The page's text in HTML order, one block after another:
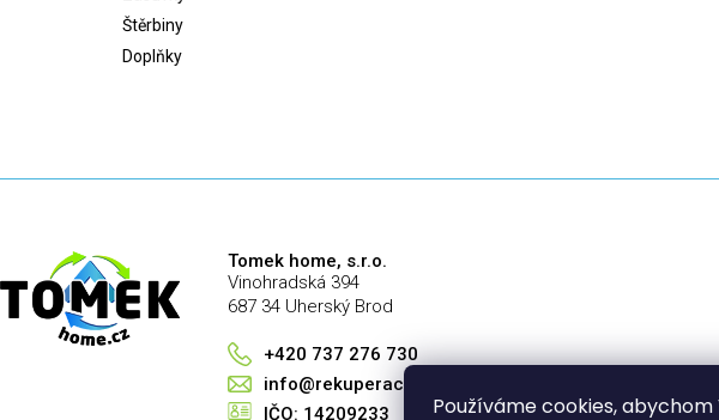
Používáme cookies, abychom
Štěrbiny
Doplňky
Tomek home, s.r.o.
Vinohradská 394
687 34 Uherský Brod
+420 737 276 730
info@rekuperace-tomek.cz
IČO: 14209233